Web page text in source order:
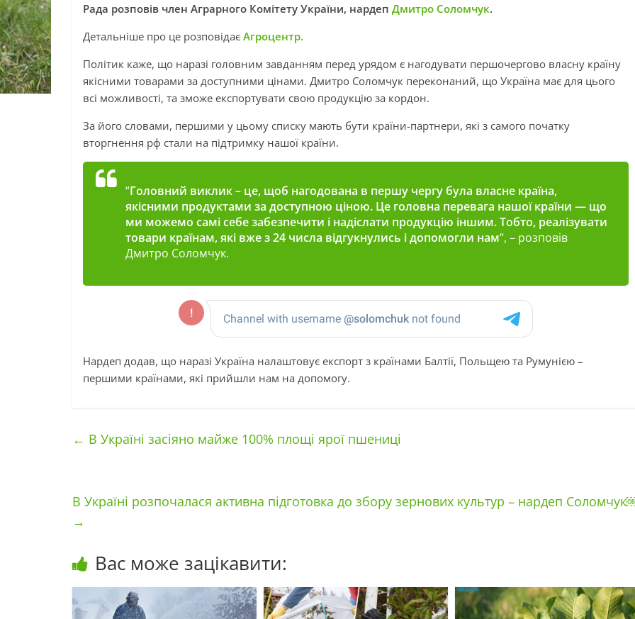
Рада розповів член Аграрного Комітету України, нардеп Дмитро Соломчук.
Детальніше про це розповідає Агроцентр.
Політик каже, що наразі головним завданням перед урядом є нагодувати першочергово власну країну
якісними товарами за доступними цінами. Дмитро Соломчук переконаний, що Україна має для цього
всі можливості, та зможе експортувати свою продукцію за кордон.
За його словами, першими у цьому списку мають бути країни-партнери, які з самого початку
вторгнення рф стали на підтримку нашої країни.
“Головний виклик – це, щоб нагодована в першу чергу була власне країна,
якісними продуктами за доступною ціною. Це головна перевага нашої країни — що
ми можемо самі себе забезпечити і надіслати продукцію іншим. Тобто, реалізувати
товари країнам, які вже з 24 числа відгукнулись і допомогли нам“, – розповів
Дмитро Соломчук.
Нардеп додав, що наразі Україна налаштовує експорт з країнами Балтії, Польщею та Румунією –
першими країнами, які прийшли нам на допомогу.
← В Україні засіяно майже 100% площі ярої пшениці
В Україні розпочалася активна підготовка до збору зернових культур – нардеп
→
Вас може зацікавити: